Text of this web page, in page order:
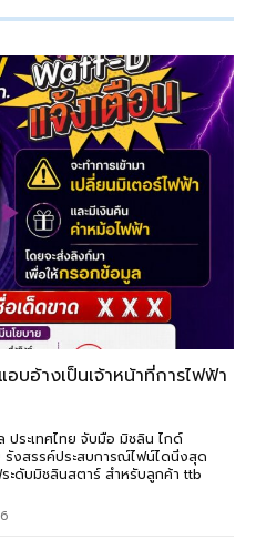
บอ้างเป็นเจ้าหน้าที่การไฟฟ้า
ประเทศไทย จับมือ มิชลิน ไกด์
รังสรรค์ประสบการณ์ไฟน์ไดนิ่งสุด
ะดับมิชลินสตาร์ สำหรับลูกค้า ttb